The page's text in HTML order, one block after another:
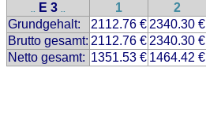
.. E 3 .. 1 2
Grundgehalt:
2112.76 € 2340.30 €
Brutto gesamt: 2112.76 € 2340.30 €
Netto gesamt: 1351.53 € 1464.42 €